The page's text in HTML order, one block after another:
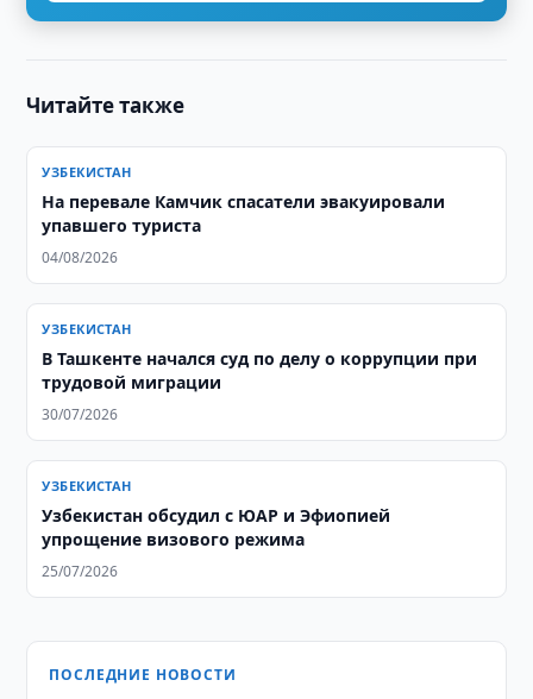
Читайте также
УЗБЕКИСТАН
На перевале Камчик спасатели эвакуировали
упавшего туриста
04/08/2026
УЗБЕКИСТАН
В Ташкенте начался суд по делу о коррупции при
трудовой миграции
30/07/2026
УЗБЕКИСТАН
Узбекистан обсудил с ЮАР и Эфиопией
упрощение визового режима
25/07/2026
ПОСЛЕДНИЕ НОВОСТИ